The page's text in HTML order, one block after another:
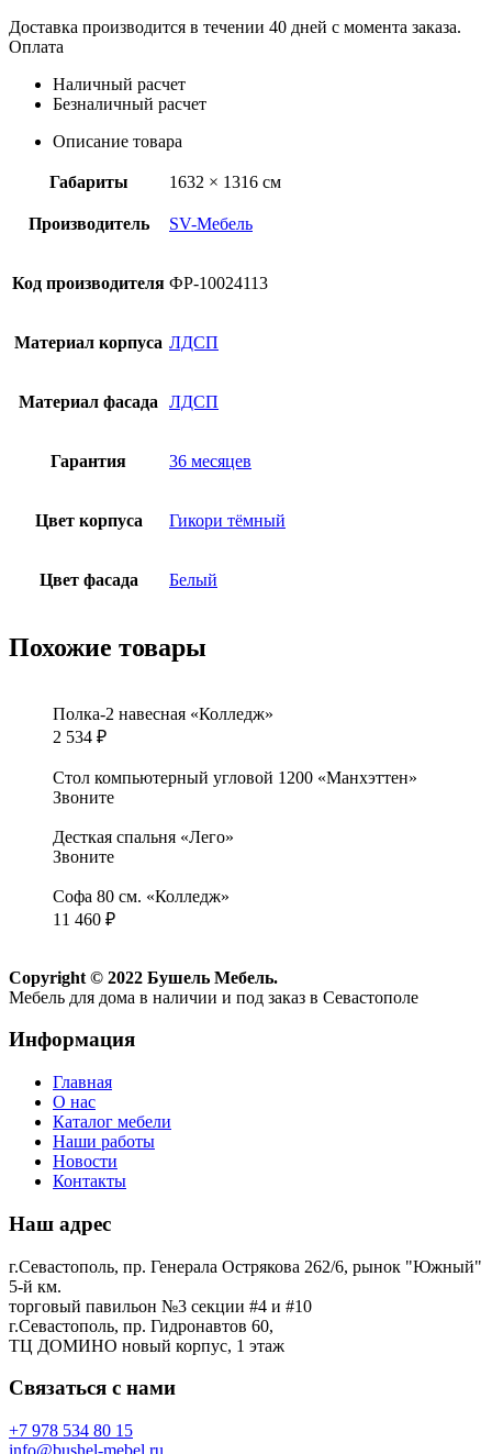
Доставка производится в течении 40 дней с момента заказа.
Оплата
Наличный расчет
Безналичный расчет
Описание товара
Габариты 1632 × 1316 см
Производитель SV-Мебель
Код производителя ФР-10024113
Материал корпуса ЛДСП
Материал фасада ЛДСП
Гарантия 36 месяцев
Цвет корпуса Гикори тёмный
Цвет фасада Белый
Похожие товары
Полка-2 навесная «Колледж»
2 534 ₽
Стол компьютерный угловой 1200 «Манхэттен»
Звоните
Десткая спальня «Лего»
Звоните
Софа 80 см. «Колледж»
11 460 ₽
Copyright © 2022 Бушель Мебель.
Мебель для дома в наличии и под заказ в Севастополе
Информация
Главная
О нас
Каталог мебели
Наши работы
Новости
Контакты
Наш адрес
г.Севастополь, пр. Генерала Острякова 262/6, рынок "Южный"
5-й км.
торговый павильон №3 секции #4 и #10
г.Севастополь, пр. Гидронавтов 60,
ТЦ ДОМИНО новый корпус, 1 этаж
Связаться с нами
+7 978 534 80 15
info@bushel-mebel.ru